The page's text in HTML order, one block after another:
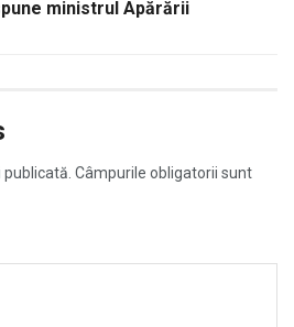
ministrul Apărării
Câmpurile obligatorii sunt